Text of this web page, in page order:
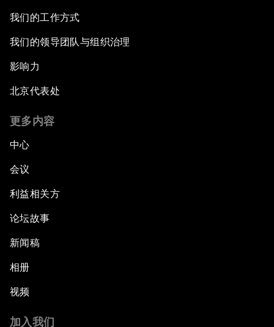
我们的工作方式
我们的领导团队与组织治理
影响力
北京代表处
更多内容
中心
会议
利益相关方
论坛故事
新闻稿
相册
视频
加入我们